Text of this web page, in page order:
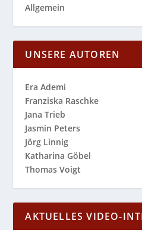
Allgemein
UNSERE AUTOREN
Era Ademi
Franziska Raschke
Jana Trieb
Jasmin Peters
Jörg Linnig
Katharina Göbel
Thomas Voigt
AKTUELLES VIDEO-